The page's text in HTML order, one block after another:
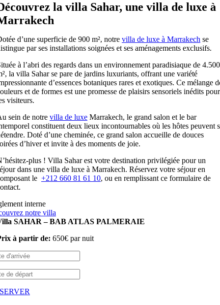
la villa Sahar, une villa de luxe à
d’une superficie de 900 m², notre villa de luxe à Marrakech se
par ses installations soignées et ses aménagements exclusifs.
à l’abri des regards dans un environnement paradisiaque de 4.500
la villa Sahar se pare de jardins luxuriants, offrant une variété
d’essences botaniques rares et exotiques. Ce mélange
et de formes est une promesse de plaisirs sensoriels inédits pour
visiteurs.
sein de notre villa de luxe Marrakech, le grand salon et le bar
constituent deux lieux incontournables où les hôtes peuvent
Doté d’une cheminée, ce grand salon accueille de douces
d’hiver et invite à des moments de joie.
plus ! Villa Sahar est votre destination privilégiée pour un
dans une villa de luxe à Marrakech. Réservez votre séjour en
le +212 660 81 61 10, ou en remplissant ce formulaire de
interne
notre villa
SAHAR – BAB ATLAS PALMERAIE
à partir de: 650€ par nuit